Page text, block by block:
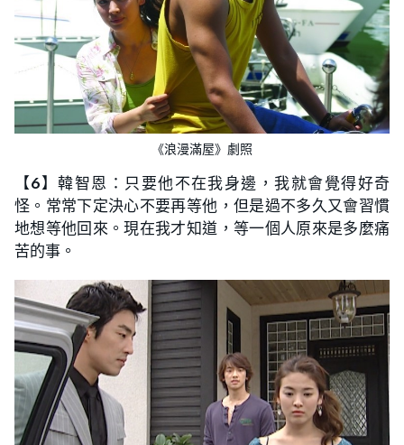
《浪漫滿屋》劇照
【6】韓智恩：只要他不在我身邊，我就會覺得好奇
怪。常常下定決心不要再等他，但是過不多久又會習慣
地想等他回來。現在我才知道，等一個人原來是多麼痛
苦的事。